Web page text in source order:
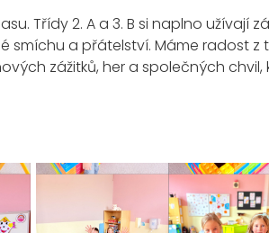
Třídy 2. A a 3. B si naplno užívají
a přátelství. Máme radost z
zážitků, her a společných